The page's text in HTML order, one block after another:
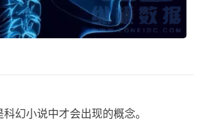
幻小说中才会出现的概念。